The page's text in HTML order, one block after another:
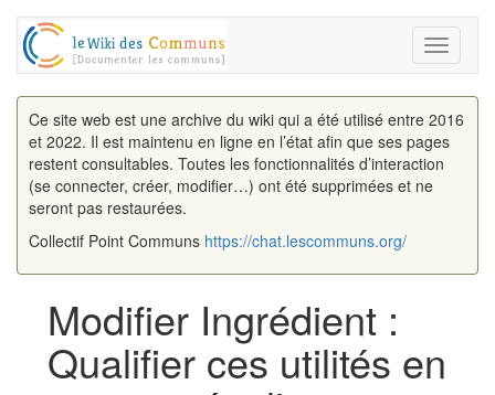
Toggle
Ce site web est une archive du wiki qui a été utilisé entre 2016
et 2022. Il est maintenu en ligne en l’état afin que ses pages
restent consultables. Toutes les fonctionnalités d’interaction
(se connecter, créer, modifier…) ont été supprimées et ne
seront pas restaurées.
Collectif Point Communs https://chat.lescommuns.org/
Modifier Ingrédient :
Qualifier ces utilités en